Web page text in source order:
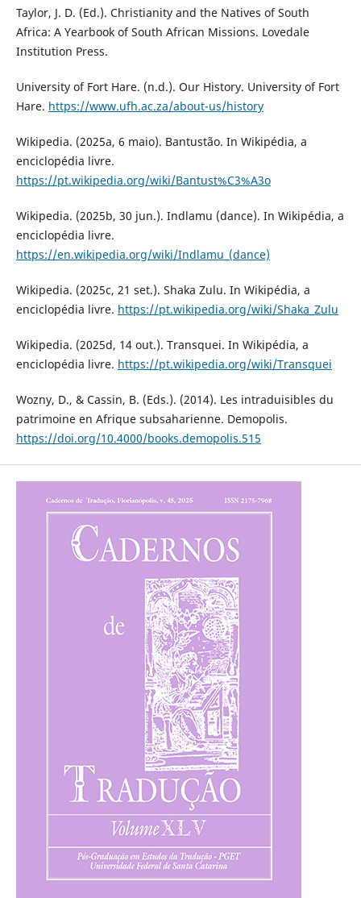
Taylor, J. D. (Ed.). Christianity and the Natives of South
Africa: A Yearbook of South African Missions. Lovedale
Institution Press.
University of Fort Hare. (n.d.). Our History. University of Fort
Hare. https://www.ufh.ac.za/about-us/history
Wikipedia. (2025a, 6 maio). Bantustão. In Wikipédia, a
enciclopédia livre.
https://pt.wikipedia.org/wiki/Bantust%C3%A3o
Wikipedia. (2025b, 30 jun.). Indlamu (dance). In Wikipédia, a
enciclopédia livre.
https://en.wikipedia.org/wiki/Indlamu_(dance)
Wikipedia. (2025c, 21 set.). Shaka Zulu. In Wikipédia, a
enciclopédia livre. https://pt.wikipedia.org/wiki/Shaka_Zulu
Wikipedia. (2025d, 14 out.). Transquei. In Wikipédia, a
enciclopédia livre. https://pt.wikipedia.org/wiki/Transquei
Wozny, D., & Cassin, B. (Eds.). (2014). Les intraduisibles du
patrimoine en Afrique subsaharienne. Demopolis.
https://doi.org/10.4000/books.demopolis.515